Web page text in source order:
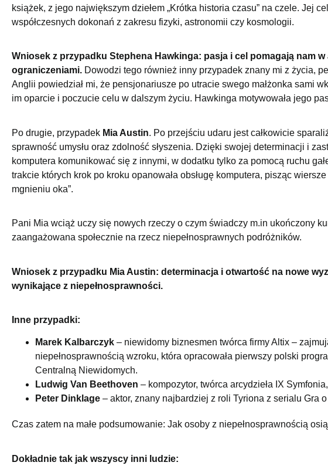
książek, z jego największym dziełem „Krótka historia czasu” na czele. Jej
współczesnych dokonań z zakresu fizyki, astronomii czy kosmologii.
Wniosek z przypadku Stephena Hawkinga: pasja i cel pomagają nam
ograniczeniami. Dowodzi tego również inny przypadek znany mi z życia,
Anglii powiedział mi, że pensjonariusze po utracie swego małżonka sami
im oparcie i poczucie celu w dalszym życiu. Hawkinga motywowała jego
Po drugie, przypadek Mia Austin. Po przejściu udaru jest całkowicie
sprawność umysłu oraz zdolność słyszenia. Dzięki swojej determinacji i
komputera komunikować się z innymi, w dodatku tylko za pomocą ruchu
trakcie których krok po kroku opanowała obsługę komputera, pisząc
mgnieniu oka”.
Pani Mia wciąż uczy się nowych rzeczy o czym świadczy m.in ukończony
zaangażowana społecznie na rzecz niepełnosprawnych podróżników.
Wniosek z przypadku Mia Austin: determinacja i otwartość na nowe
wynikające z niepełnosprawności.
Inne przypadki:
Marek Kalbarczyk – niewidomy biznesmen twórca firmy Altix –
niepełnosprawnością wzroku, która opracowała pierwszy polski
Centralną Niewidomych.
Ludwig Van Beethoven – kompozytor, twórca arcydzieła IX
Peter Dinklage – aktor, znany najbardziej z roli Tyriona z serialu Gra
Czas zatem na małe podsumowanie: Jak osoby z niepełnosprawnością
Dokładnie tak jak wszyscy inni ludzie: